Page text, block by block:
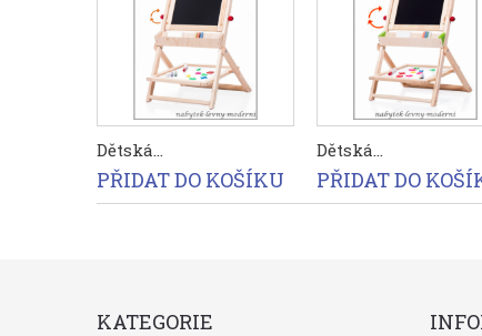
Dětská...
PŘIDAT DO KOŠÍKU
Dětská...
PŘIDAT DO
KATEGORIE